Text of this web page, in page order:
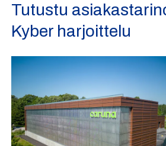
Tutustu
Kyber harjoittelu